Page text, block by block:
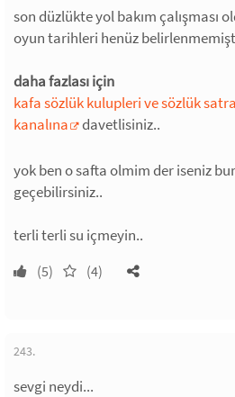
son düzlükte yol bakım çalışması
oyun tarihleri henüz
daha fazlası için
kafa sözlük kulupleri ve sözlük
kanalına
davetlisiniz..
yok ben o safta olmim der iseniz
geçebilirsiniz..
terli terli su içmeyin..
(5) (4)
243.
sevgi neydi...